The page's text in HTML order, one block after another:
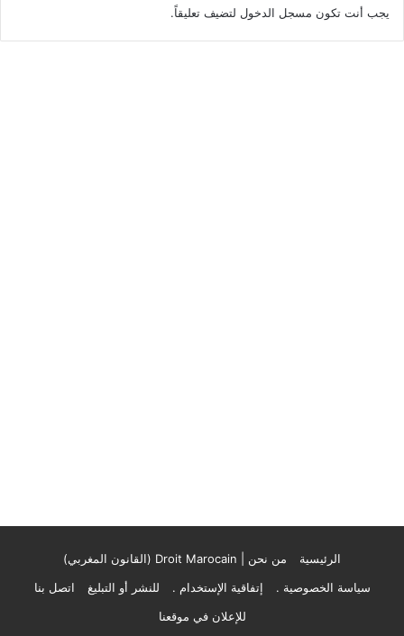
يجب أنت تكون مسجل الدخول لتضيف تعليقاً.
الرئيسية
من نحن | Droit Marocain (القانون المغربي)
سياسة الخصوصية .
إتفاقية الإستخدام . للنشر أو التبليغ
اتصل بنا
للإعلان في موقعنا